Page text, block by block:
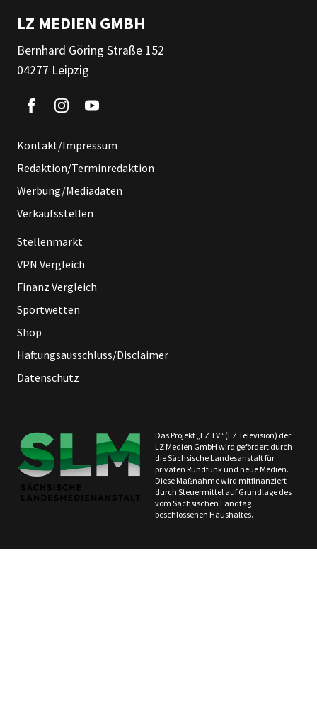
LZ MEDIEN GMBH
Bernhard Göring Straße 152
04277 Leipzig
Kontakt/Impressum
Redaktion/Terminredaktion
Werbung/Mediadaten
Verkaufsstellen
Stellenmarkt
VPN Vergleich
Finanz Vergleich
Sportwetten
Shop
Haftungsausschluss/Disclaimer
Datenschutz
Das Projekt „LZ TV“ (LZ Television) der
LZ Medien GmbH wird gefördert durch
die Sächsische Landesanstalt für
privaten Rundfunk und neue Medien.
Diese Maßnahme wird mitfinanziert
durch Steuermittel auf Grundlage des
vom Sächsischen Landtag
beschlossenen Haushaltes.